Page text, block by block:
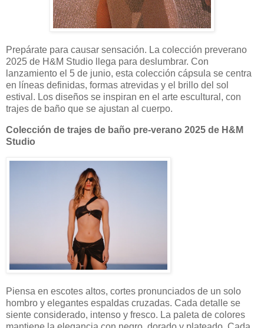
Prepárate para causar sensación. La colección preverano
2025 de H&M Studio llega para deslumbrar. Con
lanzamiento el 5 de junio, esta colección cápsula se centra
en líneas definidas, formas atrevidas y el brillo del sol
estival. Los diseños se inspiran en el arte escultural, con
trajes de baño que se ajustan al cuerpo.
Colección de trajes de baño pre-verano 2025 de H&M
Studio
Piensa en escotes altos, cortes pronunciados de un solo
hombro y elegantes espaldas cruzadas. Cada detalle se
siente considerado, intenso y fresco. La paleta de colores